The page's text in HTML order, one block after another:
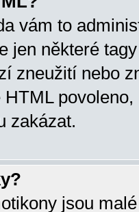
vám to
jen některé
zneužití nebo
zakázat.
jsou